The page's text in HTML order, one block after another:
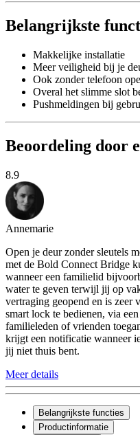
Belangrijkste
Makkelijke installatie
Meer veiligheid bij je
Ook zonder telefoon
Overal het slimme slot
Pushmeldingen bij
Beoordeling door
8.9
Annemarie
Open je deur zonder sleutels
met de Bold Connect Bridge
wanneer een familielid
water te geven terwijl jij op
vertraging geopend en is zeer
smart lock te bedienen, via
familieleden of vrienden
krijgt een notificatie wanneer
jij niet thuis bent.
Meer details
Belangrijkste functies
Productinformatie